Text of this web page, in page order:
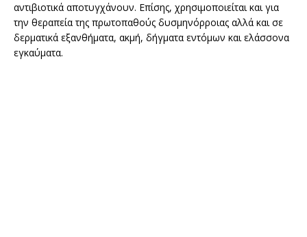
αντιβιοτικά αποτυγχάνουν. Επίσης, χρησιμοποιείται και για
την θεραπεία της πρωτοπαθούς δυσμηνόρροιας αλλά και σε
δερματικά εξανθήματα, ακμή, δήγματα εντόμων και ελάσσονα
εγκαύματα.